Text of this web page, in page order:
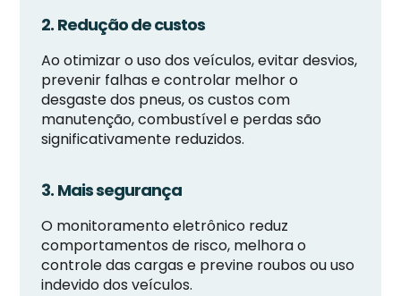
2. Redução de custos
Ao otimizar o uso dos veículos, evitar desvios,
prevenir falhas e controlar melhor o
desgaste dos pneus, os custos com
manutenção, combustível e perdas são
significativamente reduzidos.
3. Mais segurança
O monitoramento eletrônico reduz
comportamentos de risco, melhora o
controle das cargas e previne roubos ou uso
indevido dos veículos.